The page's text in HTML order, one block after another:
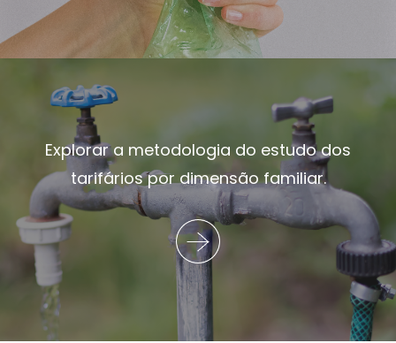
Explorar a metodologia do estudo dos
tarifários por dimensão familiar.